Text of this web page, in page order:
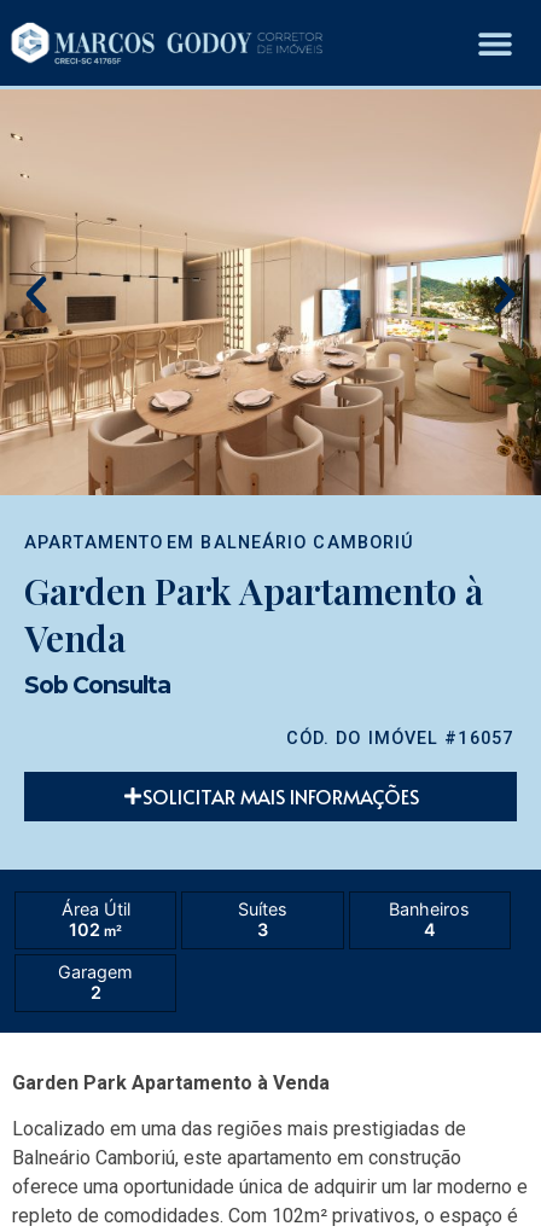
APARTAMENTO EM BALNEÁRIO CAMBORIÚ
Garden Park Apartamento à
Venda
Sob Consulta
CÓD. DO IMÓVEL #16057
SOLICITAR MAIS INFORMAÇÕES
Área Útil
102 m²
Suítes
3
Banheiros
4
Garagem
2
Garden Park Apartamento à Venda
Localizado em uma das regiões mais prestigiadas de
Balneário Camboriú, este apartamento em construção
oferece uma oportunidade única de adquirir um lar moderno e
repleto de comodidades. Com 102m² privativos, o espaço é